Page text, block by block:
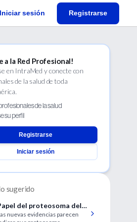
Iniciar sesión Registrarse
a la Red Profesional!
en IntraMed y conecte con
de la salud de toda
de la salud
su perfil
Registrarse
Iniciar sesión
sugerido
del proteosoma del
tuberculosis en el
nuevas evidencias parecen